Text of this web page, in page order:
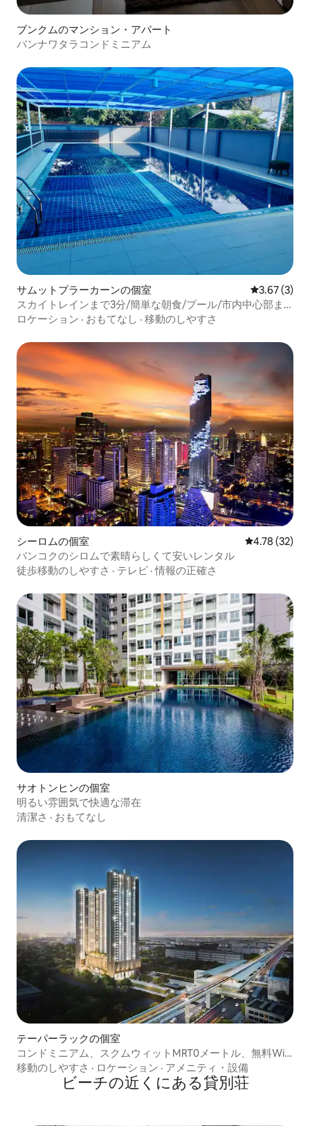
ブンクムのマンション・アパート
バンナワタラコンドミニアム
サムットプラーカーンの個室 レビュー3
3.67 (3)
スカイトレインまで3分/簡単な朝食/プール/市内中心部ま
で30分
ロケーション · おもてなし · 移動のしやすさ
シーロムの個室 レビュー32
4.78 (32)
バンコクのシロムで素晴らしくて安いレンタル
徒歩移動のしやすさ · テレビ ·情報の正確さ
サオトンヒンの個室
明るい雰囲気で快適な滞在
清潔さ · おもてなし
テーパーラックの個室
コンドミニアム、スクムウィットMRT0メートル、無料Wi-
Fi、25平方メートル
移動のしやすさ · ロケーション · アメニティ・設備
ビーチの近くにある貸別荘